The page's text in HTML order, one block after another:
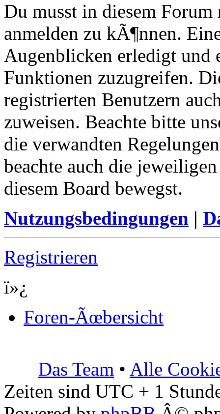
Du musst in diesem
anmelden zu kÃ¶nnen.
Augenblicken erledigt und
Funktionen zuzugreifen.
registrierten Benutzern
zuweisen. Beachte bitte
die verwandten
beachte auch die
diesem Board bewegst.
Nutzungsbedingungen |
Registrieren
ï»¿
Foren-Ãœbersicht
Das Team • Alle
Zeiten sind UTC + 1